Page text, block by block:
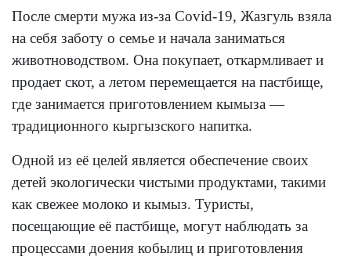
После смерти мужа из-за Covid-19, Жазгуль взяла
на себя заботу о семье и начала заниматься
животноводством. Она покупает, откармливает и
продает скот, а летом перемещается на пастбище,
где занимается приготовлением кымыза —
традиционного кыргызского напитка.
Одной из её целей является обеспечение своих
детей экологически чистыми продуктами, такими
как свежее молоко и кымыз. Туристы,
посещающие её пастбище, могут наблюдать за
процессами доения кобылиц и приготовления